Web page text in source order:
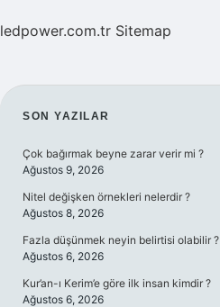
Hakkımızda
ledpower.com.tr Sitemap
SIDEBAR
SON YAZILAR
Çok bağırmak beyne zarar verir mi ?
Ağustos 9, 2026
Nitel değişken örnekleri nelerdir ?
Ağustos 8, 2026
Fazla düşünmek neyin belirtisi olabilir ?
Ağustos 6, 2026
Kur’an-ı Kerim’e göre ilk insan kimdir ?
Ağustos 6, 2026